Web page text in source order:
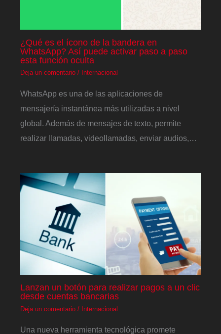
¿Qué es el ícono de la bandera en
WhatsApp? Así puede activar paso a paso
esta función oculta
Deja un comentario / Internacional
WhatsApp es una de las aplicaciones de
mensajería instantánea más utilizadas a nivel
global. Además de mensajes de texto, permite
realizar llamadas, videollamadas, enviar audios,…
Lanzan un botón para realizar pagos a un clic
desde cuentas bancarias
Deja un comentario / Internacional
Una nueva herramienta tecnológica promete